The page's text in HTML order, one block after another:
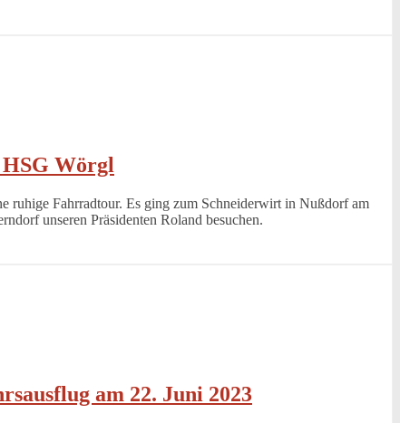
Wörgl
ruhige Fahrradtour. Es ging zum Schneiderwirt in Nußdorf am
unseren Präsidenten Roland besuchen.
am 22. Juni 2023